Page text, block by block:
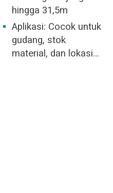
hingga 31,5m
Aplikasi: Cocok untuk
gudang, stok
material, dan lokasi